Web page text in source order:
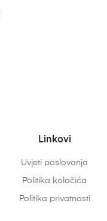
Linkovi
Uvjeti poslovanja
Politika kolačića
Politika privatnosti